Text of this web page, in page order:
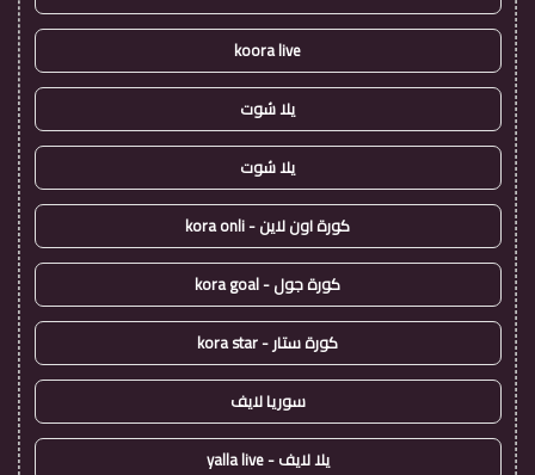
koora live
يلا شوت
يلا شوت
كورة اون لاين - kora onli
كورة جول - kora goal
كورة ستار - kora star
سوريا لايف
يلا لايف - yalla live